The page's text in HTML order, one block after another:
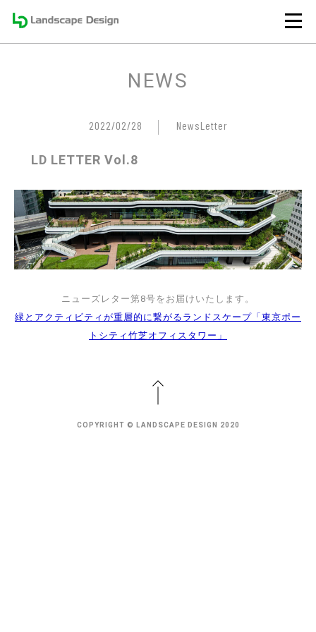
NEWS
2022/02/28 NewsLetter
LD LETTER Vol.8
ニューズレター第8号をお届けいたします。
緑とアクティビティが重層的に繋がるランドスケープ「東京ポー
トシティ竹芝オフィスタワー」
COPYRIGHT © LANDSCAPE DESIGN 2020